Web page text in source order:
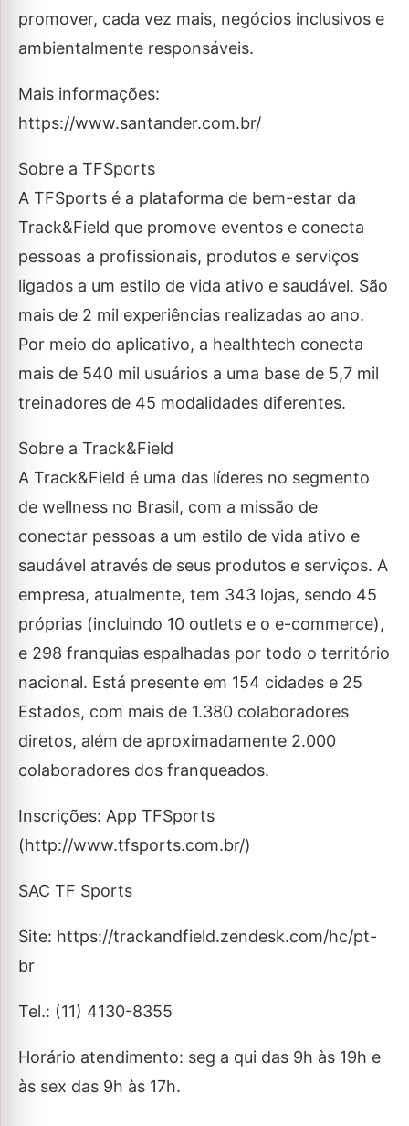
promover, cada vez mais, negócios inclusivos e
ambientalmente responsáveis.
Mais informações:
https://www.santander.com.br/
Sobre a TFSports
A TFSports é a plataforma de bem-estar da
Track&Field que promove eventos e conecta
pessoas a profissionais, produtos e serviços
ligados a um estilo de vida ativo e saudável. São
mais de 2 mil experiências realizadas ao ano.
Por meio do aplicativo, a healthtech conecta
mais de 540 mil usuários a uma base de 5,7 mil
treinadores de 45 modalidades diferentes.
Sobre a Track&Field
A Track&Field é uma das líderes no segmento
de wellness no Brasil, com a missão de
conectar pessoas a um estilo de vida ativo e
saudável através de seus produtos e serviços. A
empresa, atualmente, tem 343 lojas, sendo 45
próprias (incluindo 10 outlets e o e-commerce),
e 298 franquias espalhadas por todo o território
nacional. Está presente em 154 cidades e 25
Estados, com mais de 1.380 colaboradores
diretos, além de aproximadamente 2.000
colaboradores dos franqueados.
Inscrições: App TFSports
(http://www.tfsports.com.br/)
SAC TF Sports
Site: https://trackandfield.zendesk.com/hc/pt-
br
Tel.: (11) 4130-8355
Horário atendimento: seg a qui das 9h às 19h e
às sex das 9h às 17h.